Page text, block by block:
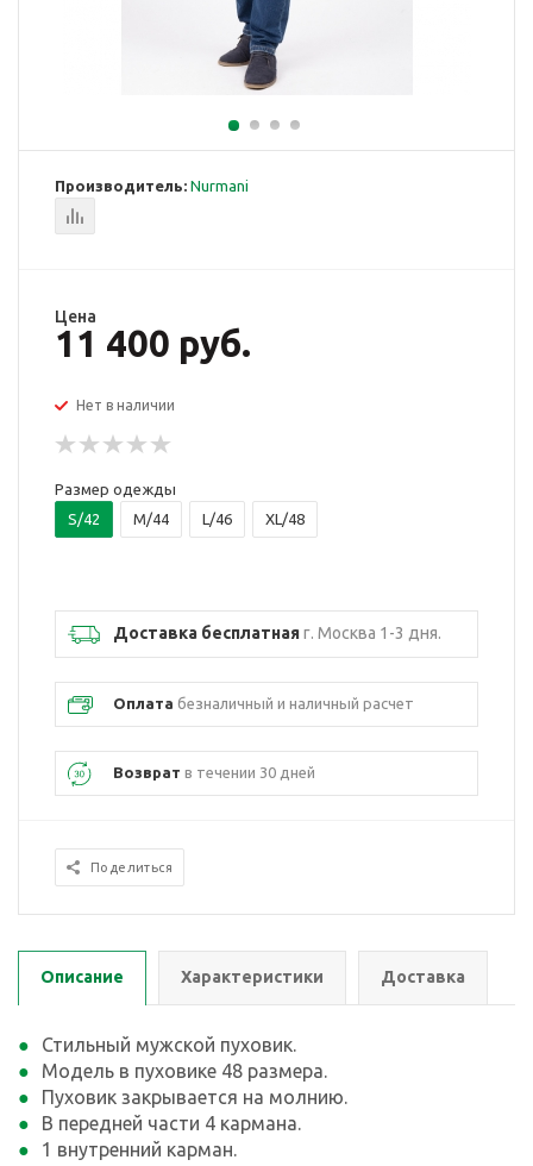
Производитель: Nurmani
Цена
11 400 руб.
Нет в наличии
Размер одежды
S/42
M/44 L/46 XL/48
Доставка бесплатнаяг. Москва 1-3 дня.
Оплата безналичный и наличный расчет
Возврат в течении 30 дней
Поделиться
Описание Характеристики Доставка
Стильный мужской пуховик.
Модель в пуховике 48 размера.
Пуховик закрывается на молнию.
В передней части 4 кармана.
1 внутренний карман.